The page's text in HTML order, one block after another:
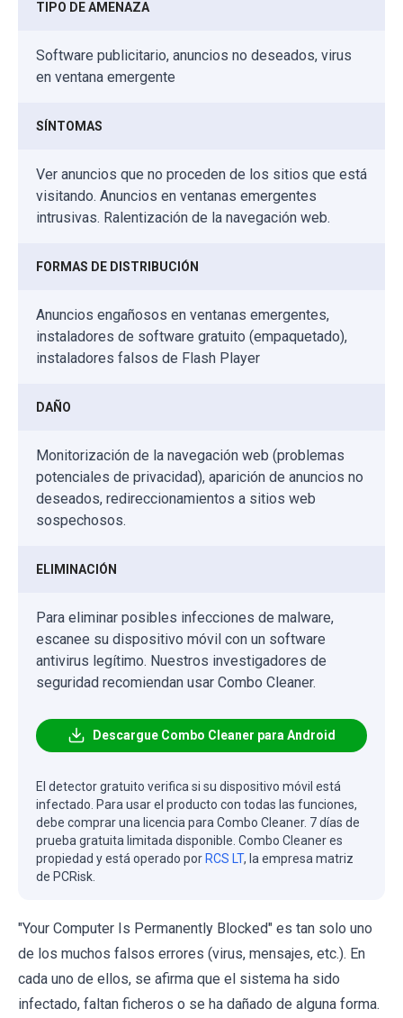
TIPO DE AMENAZA
Software publicitario, anuncios no deseados, virus
en ventana emergente
SÍNTOMAS
Ver anuncios que no proceden de los sitios que está
visitando. Anuncios en ventanas emergentes
intrusivas. Ralentización de la navegación web.
FORMAS DE DISTRIBUCIÓN
Anuncios engañosos en ventanas emergentes,
instaladores de software gratuito (empaquetado),
instaladores falsos de Flash Player
DAÑO
Monitorización de la navegación web (problemas
potenciales de privacidad), aparición de anuncios no
deseados, redireccionamientos a sitios web
sospechosos.
ELIMINACIÓN
Para eliminar posibles infecciones de malware,
escanee su dispositivo móvil con un software
antivirus legítimo. Nuestros investigadores de
seguridad recomiendan usar Combo Cleaner.
Descargue Combo Cleaner para Android
El detector gratuito verifica si su dispositivo móvil está
infectado. Para usar el producto con todas las funciones,
debe comprar una licencia para Combo Cleaner. 7 días de
prueba gratuita limitada disponible. Combo Cleaner es
propiedad y está operado por RCS LT, la empresa matriz
de PCRisk.
"Your Computer Is Permanently Blocked" es tan solo uno
de los muchos falsos errores (virus, mensajes, etc.). En
cada uno de ellos, se afirma que el sistema ha sido
infectado, faltan ficheros o se ha dañado de alguna forma.